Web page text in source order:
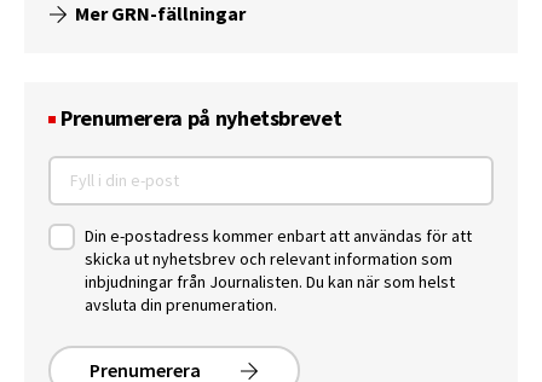
Mer GRN-fällningar
Prenumerera på nyhetsbrevet
Din e-postadress kommer enbart att användas för att
skicka ut nyhetsbrev och relevant information som
inbjudningar från Journalisten. Du kan när som helst
avsluta din prenumeration.
Prenumerera